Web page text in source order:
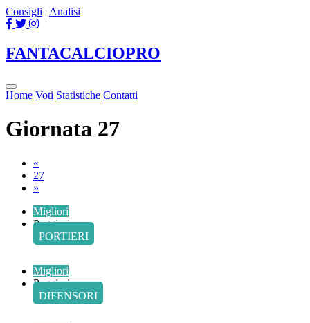
Consigli | Analisi
FANTACALCIOPRO
Home Voti Statistiche Contatti
Giornata 27
«
27
»
Migliori
Peggiori
PORTIERI
Migliori
Peggiori
DIFENSORI